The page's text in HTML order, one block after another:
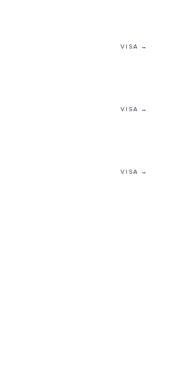
VISA →
VISA →
VISA →